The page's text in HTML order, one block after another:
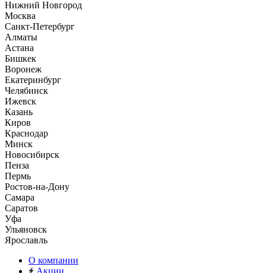
Нижний Новгород
Москва
Санкт-Петербург
Алматы
Астана
Бишкек
Воронеж
Екатеринбург
Челябинск
Ижевск
Казань
Киров
Краснодар
Минск
Новосибирск
Пенза
Пермь
Ростов-на-Дону
Самара
Саратов
Уфа
Ульяновск
Ярославль
О компании
Акции